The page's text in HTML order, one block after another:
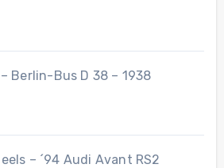
Berlin-Bus D 38 – 1938
– ´94 Audi Avant RS2